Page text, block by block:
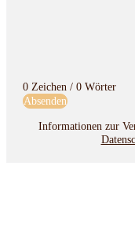
0 Zeichen / 0 Wörter
Absenden
Informationen zur